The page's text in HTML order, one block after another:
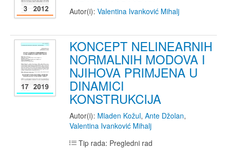
Autor(i): Valentina Ivanković Mihalj
KONCEPT NELINEARNIH
NORMALNIH MODOVA I
NJIHOVA PRIMJENA U
DINAMICI
KONSTRUKCIJA
Autor(i): Mladen Kožul, Ante Džolan,
Valentina Ivanković Mihalj
Tip rada: Pregledni rad